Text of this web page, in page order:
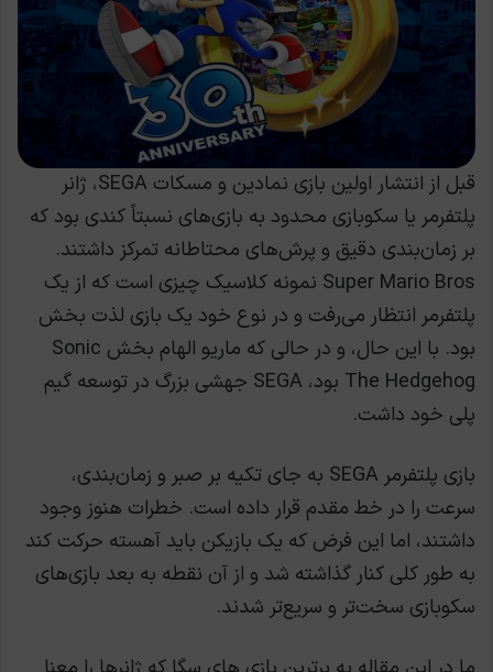
قبل از انتشار اولین بازی نمادین و مسکات SEGA، ژانر
پلتفرمر یا سکوبازی محدود به بازی‌های نسبتاً کندی بود که
بر زمان‌بندی دقیق و پرش‌های محتاطانه تمرکز داشتند.
Super Mario Bros نمونه کلاسیک چیزی است که از یک
پلتفرمر انتظار می‌رفت و در نوع خود یک بازی لذت بخش
بود. با این حال، و در حالی که ماریو الهام بخش Sonic
The Hedgehog بود، SEGA جهشی بزرگ در توسعه گیم
پلی خود داشت.
بازی پلتفرمر SEGA به جای تکیه بر صبر و زمان‌بندی،
سرعت را در خط مقدم قرار داده است. خطرات هنوز وجود
داشتند، اما این فرض که یک بازیکن باید آهسته حرکت کند
به طور کلی کنار گذاشته شد و از آن نقطه به بعد بازی‌های
سکوبازی سخت‌تر و سریع‌تر شدند.